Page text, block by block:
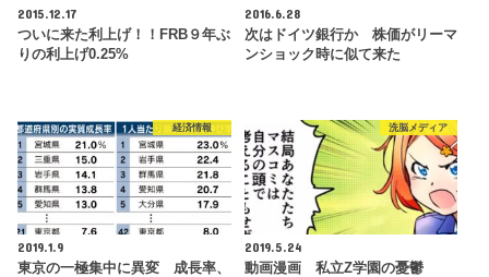
2015.12.17
ついに来た利上げ！！FRB９年ぶ
りの利上げ0.25%
2016.6.28
次はドイツ銀行か 株価がリーマ
ンショック時に似て来た
経済情報
2019.1.9
東京の一極集中に異変 成長率、
洗脳メディア
2019.5.24
動画漫画 私立Z学園の憂鬱